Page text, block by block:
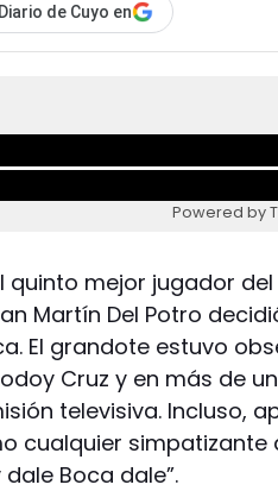
de Cuyo en
Powered by
quinto mejor jugador
Martín Del Potro
El grandote estuvo
Cruz y en más de
televisiva. Incluso,
cualquier simpatizante
Boca dale”.